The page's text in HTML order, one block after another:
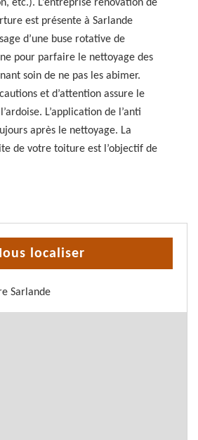
etc.). L’entreprise rénovation de
est présente à Sarlande
d’une buse rotative de
pour parfaire le nettoyage des
soin de ne pas les abimer.
et d’attention assure le
L’application de l’anti
après le nettoyage. La
de votre toiture est l’objectif de
localiser
Sarlande